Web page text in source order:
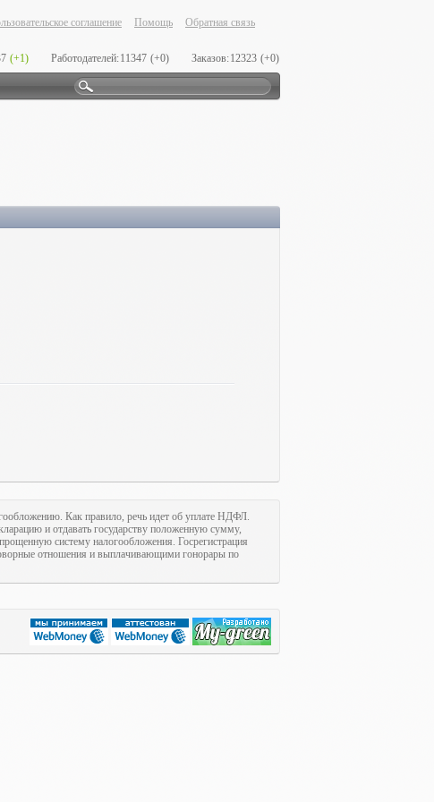
соглашение Помощь Обратная связь
(+1) Работодателей:11347 (+0) Заказов:12323 (+0)
Как правило, речь идет об уплате НДФЛ.
и отдавать государству положенную сумму,
систему налогообложения. Госрегистрация
отношения и выплачивающими гонорары по